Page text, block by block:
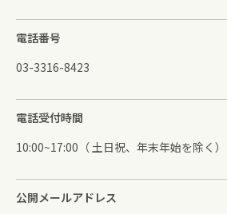
電話番号
03-3316-8423
電話受付時間
10:00~17:00（ 土日祝、年末年始を除く）
公開メールアドレス